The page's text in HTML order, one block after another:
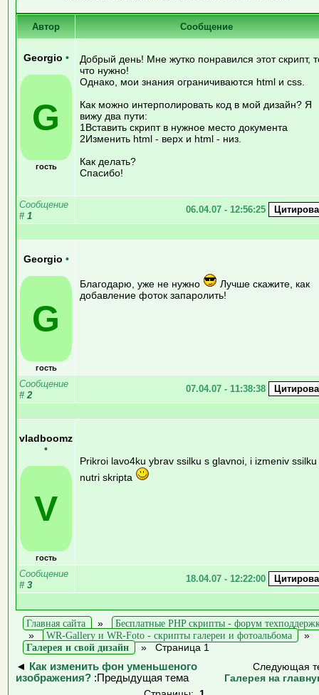
Автор Сообщение
Georgio •
G
гость
Добрый день! Мне жутко понравился этот скрипт,
что нужно!
Однако, мои знания ограничиваются html и css.
Как можно интерполировать код в мой дизайн? Я
вижу два пути:
1Вставить скрипт в нужное место документа
2Изменить html - верх и html - низ.
Как делать?
Спасибо!
Сообщение
# 1
06.04.07 - 12:56:25
Georgio •
G
гость
Благодарю, уже не нужно
Лучше скажите, как
добавление фоток запаролить!
Сообщение
# 2
07.04.07 - 11:38:38
vladboomz
•
V
гость
Prikroi lavo4ku ybrav ssilku s glavnoi, i izmeniv ssilku
nutri skripta
Сообщение
# 3
18.04.07 - 12:22:00
Главная сайта »
Бесплатные PHP скрипты - форум
»
WR-Gallery и WR-Foto - скрипты галереи и фотоальбома
»
Галерея и свой дизайн
» Страница 1
◄
Как изменить фон уменьшеного
изображения? :Предыдущая тема
Следующая
Галерея на